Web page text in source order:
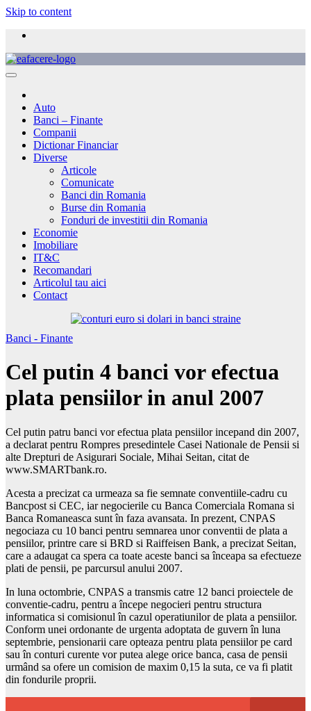
Skip to content
Auto
Banci – Finante
Companii
Dictionar Financiar
Diverse
Articole
Comunicate
Banci din Romania
Burse din Romania
Fonduri de investitii din Romania
Economie
Imobiliare
IT&C
Recomandari
Articolul tau aici
Contact
Banci - Finante
Cel putin 4 banci vor efectua
plata pensiilor in anul 2007
Cel putin patru banci vor efectua plata pensiilor incepand din 2007,
a declarat pentru Rompres presedintele Casei Nationale de Pensii si
alte Drepturi de Asigurari Sociale, Mihai Seitan, citat de
www.SMARTbank.ro.
Acesta a precizat ca urmeaza sa fie semnate conventiile-cadru cu
Bancpost si CEC, iar negocierile cu Banca Comerciala Romana si
Banca Romaneasca sunt în faza avansata. In prezent, CNPAS
negociaza cu 10 banci pentru semnarea unor conventii de plata a
pensiilor, printre care si BRD si Raiffeisen Bank, a precizat Seitan,
care a adaugat ca spera ca toate aceste banci sa înceapa sa efectueze
plati de pensii, pe parcursul anului 2007.
In luna octombrie, CNPAS a transmis catre 12 banci proiectele de
conventie-cadru, pentru a începe negocieri pentru structura
informatica si comisionul în cazul operatiunilor de plata a pensiilor.
Conform unei ordonante de urgenta adoptata de guvern în luna
septembrie, pensionarii care opteaza pentru plata pensiilor pe card
sau în conturi curente vor putea alege orice banca, casa de pensii
urmând sa ofere un comision de maxim 0,15 la suta, ce va fi platit
din fondurile proprii.